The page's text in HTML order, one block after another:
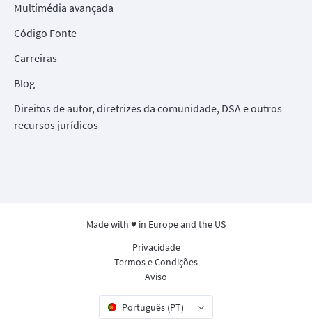
Multimédia avançada
Código Fonte
Carreiras
Blog
Direitos de autor, diretrizes da comunidade, DSA e outros
recursos jurídicos
Made with ♥ in Europe and the US
Privacidade
Termos e Condições
Aviso
Português (PT)